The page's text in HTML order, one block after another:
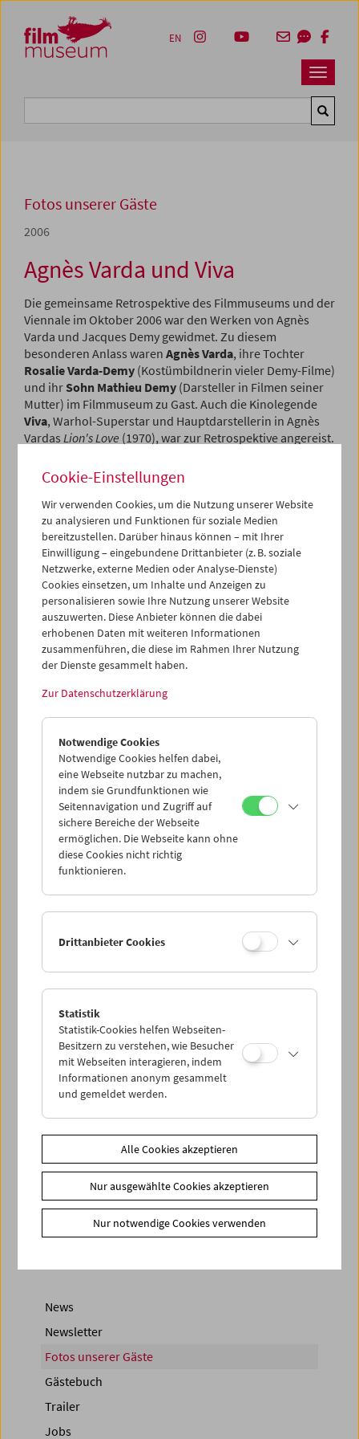
Zum Inhalt
Zum Hauptmenü
Zur Servicenavigation
Zum Suche
Navbar
EN
Fotos unserer Gäste
2006
Agnès Varda und Viva
Die gemeinsame Retrospektive des Filmmuseums und der
Viennale im Oktober 2006 war den Werken von Agnès
Varda und Jacques Demy gewidmet. Zu diesem
besonderen Anlass waren Agnès Varda, ihre Tochter
Rosalie Varda-Demy (Kostümbildnerin vieler Demy-Filme)
und ihrSohn Mathieu Demy (Darsteller in Filmen seiner
Mutter) im Filmmuseum zu Gast. Auch die Kinolegende
Viva, Warhol-Superstar und Hauptdarstellerin in Agnès
Vardas Lion's Love (1970), war zur Retrospektive angereist.
Programm Oktober 2006 - Agnès Varda
< zurück zur Übersicht
Share on
News
Newsletter
Fotos unserer Gäste
Gästebuch
Trailer
Jobs
Cookie-Einstellungen
Wir verwenden Cookies, um die Nutzung unserer Website
zu analysieren und Funktionen für soziale Medien
bereitzustellen. Darüber hinaus können – mit Ihrer
Einwilligung – eingebundene Drittanbieter (z. B. soziale
Netzwerke, externe Medien oder Analyse-Dienste)
Cookies einsetzen, um Inhalte und Anzeigen zu
personalisieren sowie Ihre Nutzung unserer Website
auszuwerten. Diese Anbieter können die dabei
erhobenen Daten mit weiteren Informationen
zusammenführen, die diese im Rahmen Ihrer Nutzung
der Dienste gesammelt haben.
Zur Datenschutzerklärung
Notwendige Cookies
Notwendige Cookies helfen dabei,
eine Webseite nutzbar zu machen,
indem sie Grundfunktionen wie
Seitennavigation und Zugriff auf
sichere Bereiche der Webseite
ermöglichen. Die Webseite kann ohne
diese Cookies nicht richtig
funktionieren.
Drittanbieter Cookies
Statistik
Statistik-Cookies helfen Webseiten-
Besitzern zu verstehen, wie Besucher
mit Webseiten interagieren, indem
Informationen anonym gesammelt
und gemeldet werden.
Alle Cookies akzeptieren
Nur ausgewählte Cookies akzeptieren
Nur notwendige Cookies verwenden